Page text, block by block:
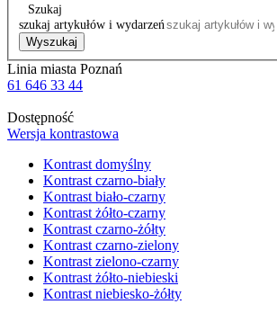
Szukaj
szukaj artykułów i wydarzeń
Wyszukaj
Linia miasta Poznań
61 646 33 44
Dostępność
Wersja kontrastowa
Kontrast domyślny
Kontrast czarno-biały
Kontrast biało-czarny
Kontrast żółto-czarny
Kontrast czarno-żółty
Kontrast czarno-zielony
Kontrast zielono-czarny
Kontrast żółto-niebieski
Kontrast niebiesko-żółty